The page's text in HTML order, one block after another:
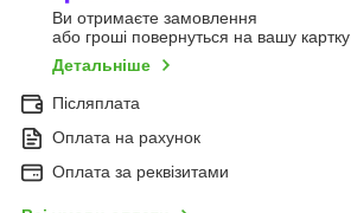
Ви отримаєте замовлення
або гроші повернуться на вашу картку
Детальніше
Післяплата
Оплата на рахунок
Оплата за реквізитами